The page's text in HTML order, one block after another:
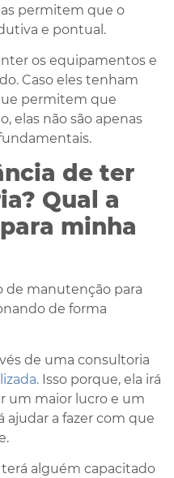
permitem que o
e pontual.
os equipamentos e
Caso eles tenham
permitem que
elas não são apenas
de ter
Qual a
minha
de manutenção para
de forma
de uma consultoria
Isso porque, ela irá
um maior lucro e um
ajudar a fazer com que
alguém capacitado